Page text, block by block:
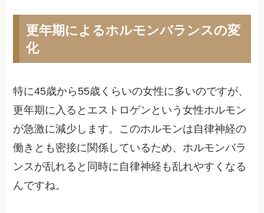
更年期によるホルモンバランスの変
化
特に45歳から55歳くらいの女性に多いのですが、
更年期に入るとエストロゲンという女性ホルモン
が急激に減少します。このホルモンは自律神経の
働きとも密接に関係しているため、ホルモンバラ
ンスが乱れると同時に自律神経も乱れやすくなる
んですね。